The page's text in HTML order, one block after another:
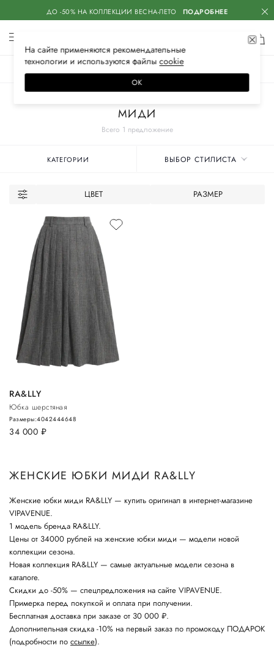
ДО -50% НА КОЛЛЕКЦИИ ВЕСНА-ЛЕТО ПОДРОБНЕЕ
Всего 1 предложение
МИДИ
КАТЕГОРИИ ВЫБОР СТИЛИСТА
ЦВЕТ РАЗМЕР
RA&LLY
Юбка шерстяная
34 000 руб.
Размеры:4042444648
ЖЕНСКИЕ ЮБКИ МИДИ RA&LLY
Женские юбки миди RA&LLY — купить оригинал в интернет-магазине
VIPAVENUE.
1 модель бренда RA&LLY.
Цены от 34000 рублей на женские юбки миди — модели новой
коллекции сезона.
Новая коллекция RA&LLY — самые актуальные модели сезона в
каталоге.
Скидки до -50% — спецпредложения на сайте VIPAVENUE.
Примерка перед покупкой и оплата при получении.
Бесплатная доставка при заказе от 30 000 ₽.
Дополнительная скидка -10% на первый заказ по промокоду ПОДАРОК
(подробности по ссылке).
На сайте применяются рекомендательные
технологии и используются файлысооkiе
ОК